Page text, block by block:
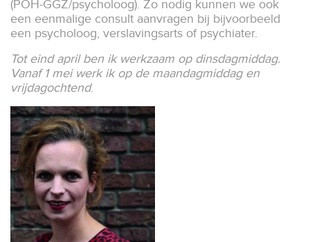
(POH-GGZ/psycholoog). Zo nodig kunnen we ook
een eenmalige consult aanvragen bij bijvoorbeeld
een psycholoog, verslavingsarts of psychiater.
Tot eind april ben ik werkzaam op dinsdagmiddag.
Vanaf 1 mei werk ik op de maandagmiddag en
vrijdagochtend.